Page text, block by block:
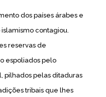
dos países árabes e
contagiou.
reservas de
espoliados pelo
pilhados pelas ditaduras
tribais que lhes